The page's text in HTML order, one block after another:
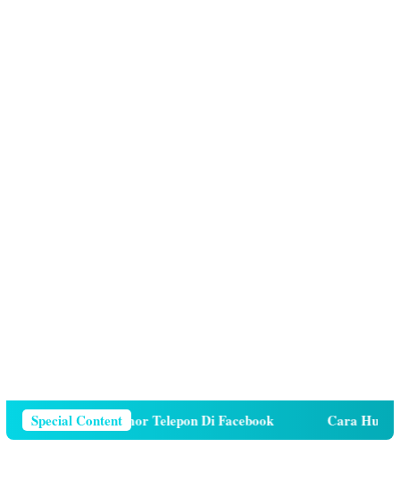
Special Content
Menghapus Nomor Telepon Di Facebook Cara Hutang